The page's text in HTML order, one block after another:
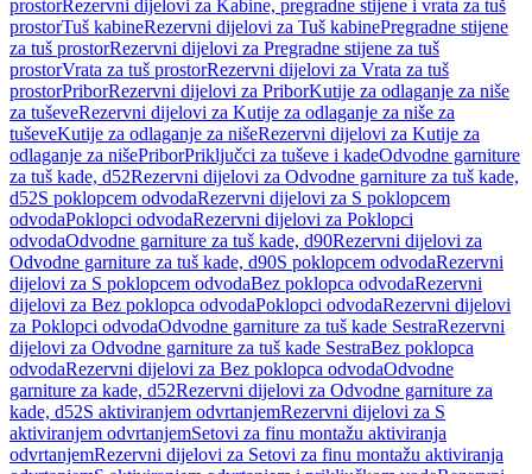
prostorRezervni dijelovi za Kabine, pregradne stijene i vrata za tuš
prostorTuš kabineRezervni dijelovi za Tuš kabinePregradne stijene
za tuš prostorRezervni dijelovi za Pregradne stijene za tuš
prostorVrata za tuš prostorRezervni dijelovi za Vrata za tuš
prostorPriborRezervni dijelovi za PriborKutije za odlaganje za niše
za tuševeRezervni dijelovi za Kutije za odlaganje za niše za
tuševeKutije za odlaganje za nišeRezervni dijelovi za Kutije za
odlaganje za nišePriborPriključci za tuševe i kadeOdvodne garniture
za tuš kade, d52Rezervni dijelovi za Odvodne garniture za tuš kade,
d52S poklopcem odvodaRezervni dijelovi za S poklopcem
odvodaPoklopci odvodaRezervni dijelovi za Poklopci
odvodaOdvodne garniture za tuš kade, d90Rezervni dijelovi za
Odvodne garniture za tuš kade, d90S poklopcem odvodaRezervni
dijelovi za S poklopcem odvodaBez poklopca odvodaRezervni
dijelovi za Bez poklopca odvodaPoklopci odvodaRezervni dijelovi
za Poklopci odvodaOdvodne garniture za tuš kade SestraRezervni
dijelovi za Odvodne garniture za tuš kade SestraBez poklopca
odvodaRezervni dijelovi za Bez poklopca odvodaOdvodne
garniture za kade, d52Rezervni dijelovi za Odvodne garniture za
kade, d52S aktiviranjem odvrtanjemRezervni dijelovi za S
aktiviranjem odvrtanjemSetovi za finu montažu aktiviranja
odvrtanjemRezervni dijelovi za Setovi za finu montažu aktiviranja